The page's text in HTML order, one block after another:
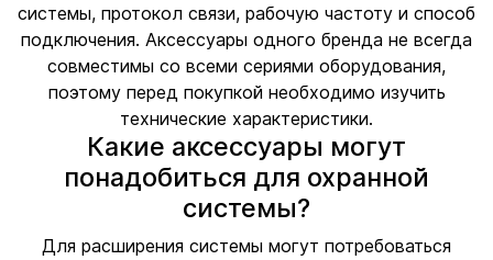
системы, протокол связи, рабочую частоту и способ
подключения. Аксессуары одного бренда не всегда
совместимы со всеми сериями оборудования,
поэтому перед покупкой необходимо изучить
технические характеристики.
Какие аксессуары могут
понадобиться для охранной
системы?
Для расширения системы могут потребоваться